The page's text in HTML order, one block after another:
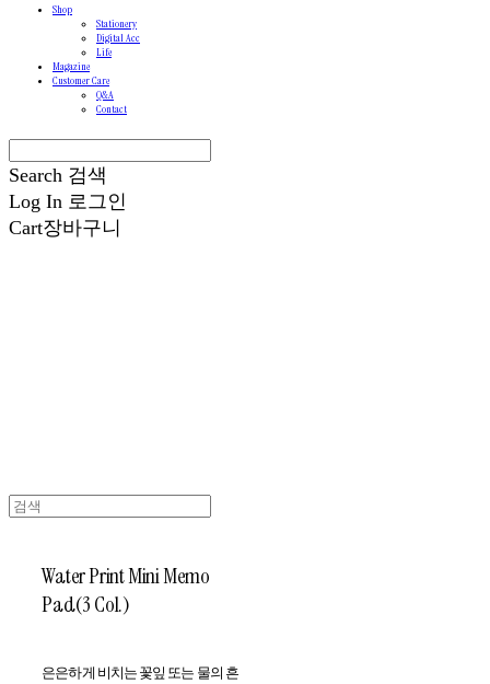
Shop
Stationery
Digital Acc
Life
Magazine
Customer Care
Q&A
Contact
Search 검색
Log In 로그인
Cart장바구니
Water Print Mini Memo
Pad(3 Col.)
은은하게 비치는 꽃잎 또는 물의 흔